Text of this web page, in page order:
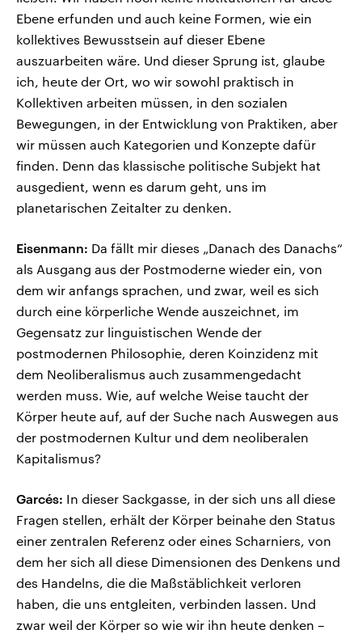
Ebene erfunden und auch keine Formen, wie ein
kollektives Bewusstsein auf dieser Ebene
auszuarbeiten wäre. Und dieser Sprung ist, glaube
ich, heute der Ort, wo wir sowohl praktisch in
Kollektiven arbeiten müssen, in den sozialen
Bewegungen, in der Entwicklung von Praktiken, aber
wir müssen auch Kategorien und Konzepte dafür
finden. Denn das klassische politische Subjekt hat
ausgedient, wenn es darum geht, uns im
planetarischen Zeitalter zu denken.
Eisenmann: Da fällt mir dieses „Danach des Danachs“
als Ausgang aus der Postmoderne wieder ein, von
dem wir anfangs sprachen, und zwar, weil es sich
durch eine körperliche Wende auszeichnet, im
Gegensatz zur linguistischen Wende der
postmodernen Philosophie, deren Koinzidenz mit
dem Neoliberalismus auch zusammengedacht
werden muss. Wie, auf welche Weise taucht der
Körper heute auf, auf der Suche nach Auswegen aus
der postmodernen Kultur und dem neoliberalen
Kapitalismus?
Garcés: In dieser Sackgasse, in der sich uns all diese
Fragen stellen, erhält der Körper beinahe den Status
einer zentralen Referenz oder eines Scharniers, von
dem her sich all diese Dimensionen des Denkens und
des Handelns, die die Maßstäblichkeit verloren
haben, die uns entgleiten, verbinden lassen. Und
zwar weil der Körper so wie wir ihn heute denken –